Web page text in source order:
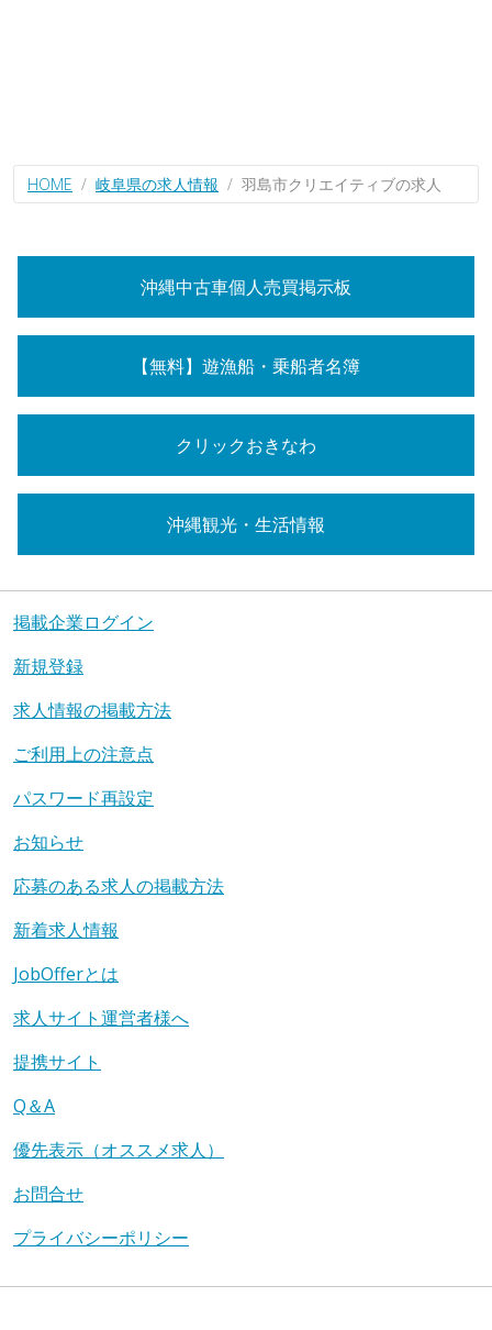
HOME 岐阜県の求人情報 羽島市クリエイティブの求人
沖縄中古車個人売買掲示板
【無料】遊漁船・乗船者名簿
クリックおきなわ
沖縄観光・生活情報
掲載企業ログイン
新規登録
求人情報の掲載方法
ご利用上の注意点
パスワード再設定
お知らせ
応募のある求人の掲載方法
新着求人情報
JobOfferとは
求人サイト運営者様へ
提携サイト
Q＆A
優先表示（オススメ求人）
お問合せ
プライバシーポリシー